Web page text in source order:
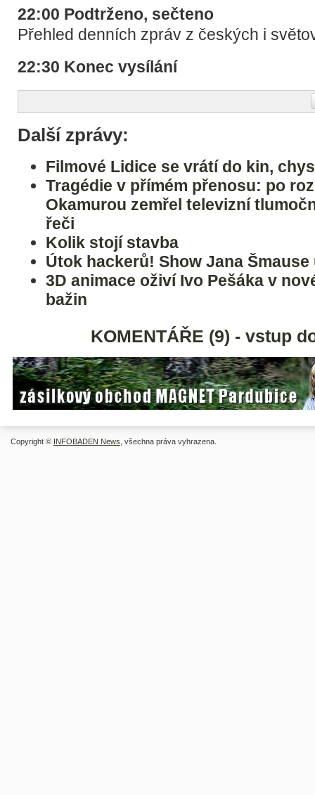
22:00 Podtrženo, sečteno
Přehled denních zpráv z českých i
22:30 Konec vysílání
Další zprávy:
Filmové Lidice se vrátí do kin,
Tragédie v přímém přenosu: po
Okamurou zemřel televizní
řeči
Kolik stojí stavba
Útok hackerů! Show Jana
3D animace oživí Ivo Pešáka v
bažin
KOMENTÁŘE (9) - vstup
Copyright © INFOBADEN News , všechna práva vyhrazena.